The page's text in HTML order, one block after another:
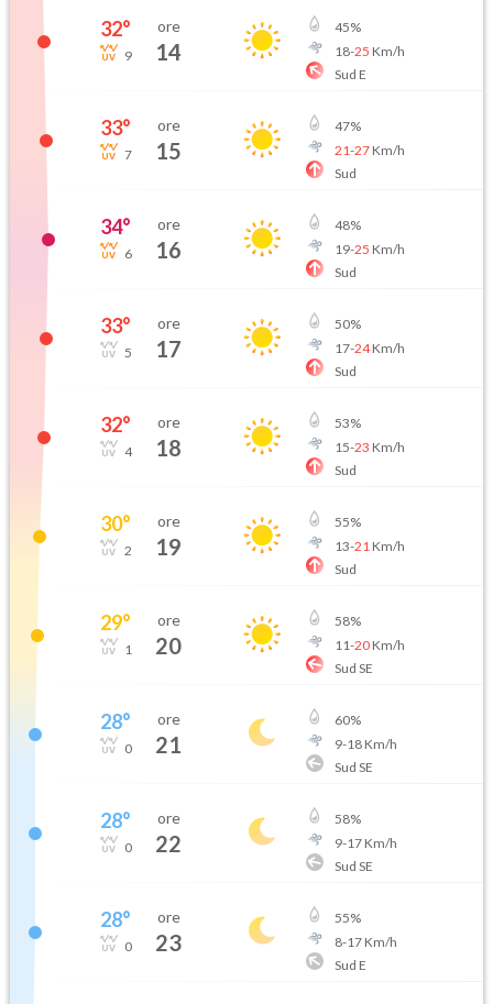
32°
9
ore
14
45%
18-25 Km/h
Sud E
33°
7
ore
15
47%
21-27Km/h
Sud
34°
6
ore
16
48%
19-25 Km/h
Sud
33°
5
ore
17
50%
17-24Km/h
Sud
32°
4
ore
18
53%
15-23 Km/h
Sud
30°
2
ore
19
55%
13-21 Km/h
Sud
29°
1
ore
20
58%
11-20Km/h
Sud SE
28°
0
ore
21
60%
9-18Km/h
Sud SE
28°
0
ore
22
58%
9-17Km/h
Sud SE
28°
0
ore
23
55%
8-17Km/h
Sud E